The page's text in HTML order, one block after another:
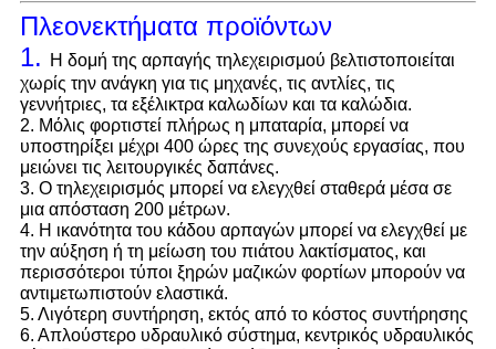
Πλεονεκτήματα προϊόντων
1.
Η δομή της αρπαγής τηλεχειρισμού βελτιστοποιείται
χωρίς την ανάγκη για τις μηχανές, τις αντλίες, τις
γεννήτριες, τα εξέλικτρα καλωδίων και τα καλώδια.
2. Μόλις φορτιστεί πλήρως η μπαταρία, μπορεί να
υποστηρίξει μέχρι 400 ώρες της συνεχούς εργασίας, που
μειώνει τις λειτουργικές δαπάνες.
3. Ο τηλεχειρισμός μπορεί να ελεγχθεί σταθερά μέσα σε
μια απόσταση 200 μέτρων.
4. Η ικανότητα του κάδου αρπαγών μπορεί να ελεγχθεί με
την αύξηση ή τη μείωση του πιάτου λακτίσματος, και
περισσότεροι τύποι ξηρών μαζικών φορτίων μπορούν να
αντιμετωπιστούν ελαστικά.
5. Λιγότερη συντήρηση, εκτός από το κόστος συντήρησης
6. Απλούστερο υδραυλικό σύστημα, κεντρικός υδραυλικός